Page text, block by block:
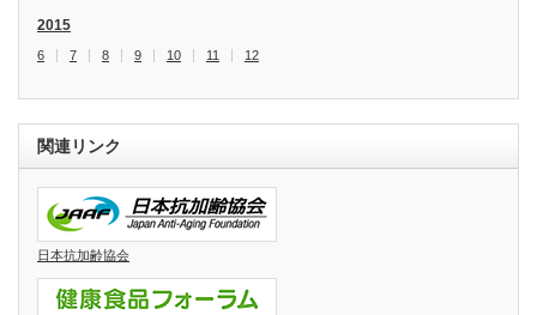
2015
6 7 8 9 10 11 12
関連リンク
日本抗加齢協会